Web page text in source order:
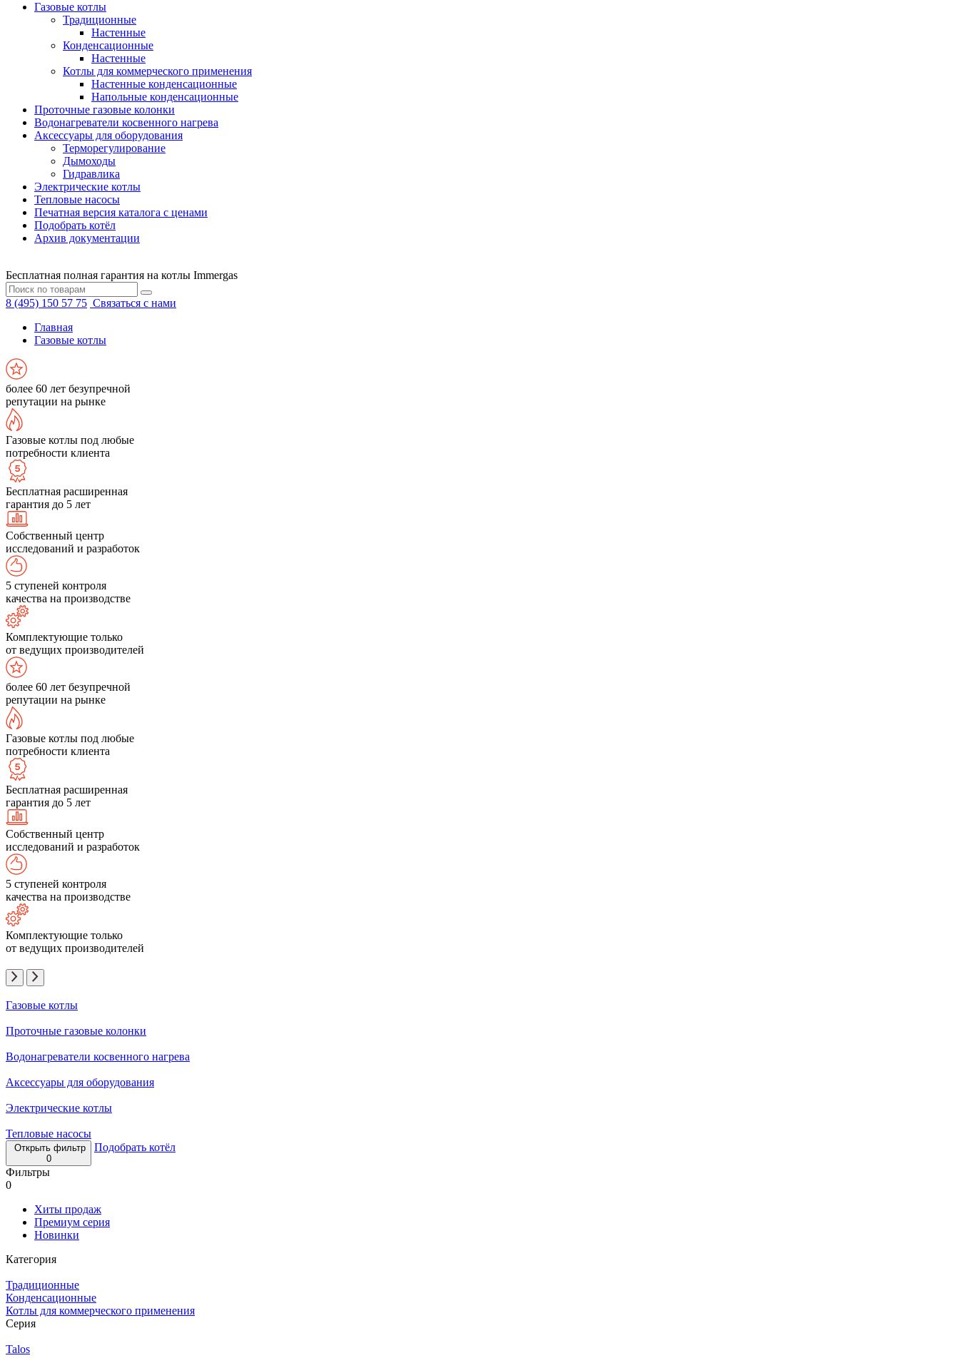
Газовые котлы
Традиционные
Настенные
Конденсационные
Настенные
Котлы для коммерческого применения
Настенные конденсационные
Напольные конденсационные
Проточные газовые колонки
Водонагреватели косвенного нагрева
Аксессуары для оборудования
Терморегулирование
Дымоходы
Гидравлика
Электрические котлы
Тепловые насосы
Печатная версия каталога с ценами
Подобрать котёл
Архив документации
Бесплатная полная гарантия на котлы Immergas
8 (495) 150 57 75 Связаться с нами
Главная
Газовые котлы
более 60 лет безупречной
репутации на рынке
Газовые котлы под любые
потребности клиента
Бесплатная расширенная
гарантия до 5 лет
Собственный центр
исследований и разработок
5 ступеней контроля
качества на производстве
Комплектующие только
от ведущих производителей
более 60 лет безупречной
репутации на рынке
Газовые котлы под любые
потребности клиента
Бесплатная расширенная
гарантия до 5 лет
Собственный центр
исследований и разработок
5 ступеней контроля
качества на производстве
Комплектующие только
от ведущих производителей
Газовые котлы
Проточные газовые колонки
Водонагреватели косвенного нагрева
Аксессуары для оборудования
Электрические котлы
Тепловые насосы
Открыть фильтр
0
Подобрать котёл
Фильтры
0
Хиты продаж
Премиум серия
Новинки
Категория
Традиционные
Конденсационные
Котлы для коммерческого применения
Серия
Talos